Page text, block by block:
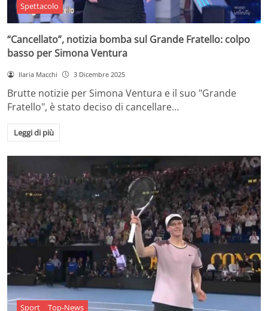
Spettacolo
“Cancellato”, notizia bomba sul Grande Fratello: colpo
basso per Simona Ventura
Ilaria Macchi 3 Dicembre 2025
Brutte notizie per Simona Ventura e il suo "Grande
Fratello", è stato deciso di cancellare…
Leggi di più
Sport Top-News